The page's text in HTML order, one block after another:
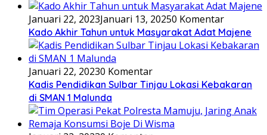
Januari 22, 2023Januari 13, 20250 Komentar
Kado Akhir Tahun untuk Masyarakat Adat Majene
Januari 22, 20230 Komentar
Kadis Pendidikan Sulbar Tinjau Lokasi Kebakaran
di SMAN 1 Malunda